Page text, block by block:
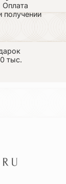
Оплата
получении
тыс.